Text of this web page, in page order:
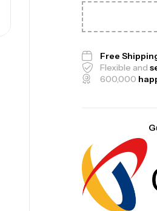
Free
Flexible and
600,000